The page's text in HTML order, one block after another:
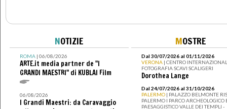
NOTIZIE
ROMA| 06/08/2026
ARTE.it media partner de "I
GRANDI MAESTRI" di KUBLAI Film
06/08/2026
I Grandi Maestri: da Caravaggio
MOSTRE
Dal 30/07/2026 al 01/11/2026
VERONA | CENTRO
FOTOGRAFIA SCAVI SCALIGERI
Dorothea Lange
Dal 24/07/2026 al 31/10/2026
PALERMO | PALAZZO BELMONTE
PALERMO I PARCO ARCHEOLOGICO
PAESAGGISTICO VALLE DEI TEMPLI -